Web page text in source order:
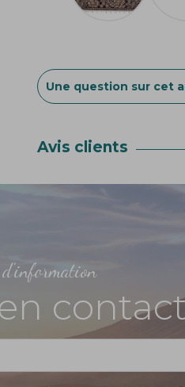
Une question sur cet
Avis clients